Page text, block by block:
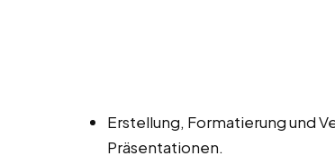
Erstellung, Formatierung und
Präsentationen.